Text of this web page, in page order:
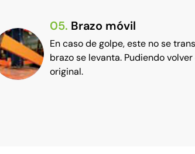
05. Brazo móvil
En caso de golpe, este no se
brazo se levanta. Pudiendo
original.